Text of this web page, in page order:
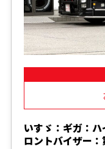
いすゞ：ギガ：
ロントバイザー